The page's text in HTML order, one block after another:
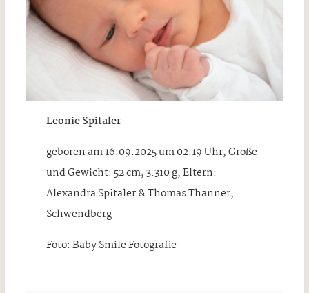
Leonie Spitaler
geboren am 16.09.2025 um 02.19 Uhr, Größe
und Gewicht: 52 cm, 3.310 g, Eltern:
Alexandra Spitaler & Thomas Thanner,
Schwendberg
Foto: Baby Smile Fotografie